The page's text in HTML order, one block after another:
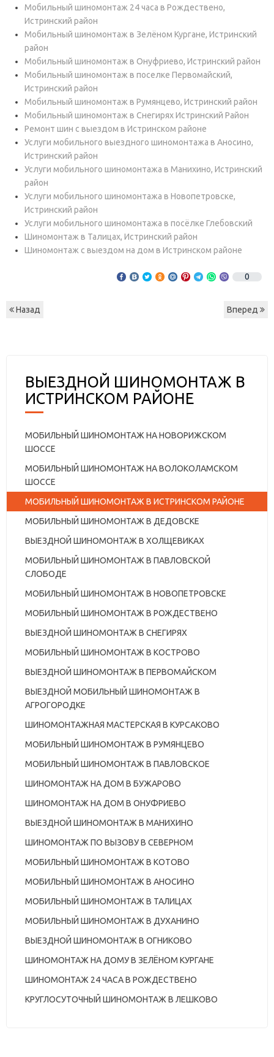
Мобильный шиномонтаж 24 часа в Рождествено,
Истринский район
Мобильный шиномонтаж в Зелёном Кургане, Истринский
район
Мобильный шиномонтаж в Онуфриево, Истринский район
Мобильный шиномонтаж в поселке Первомайский,
Истринский район
Мобильный шиномонтаж в Румянцево, Истринский район
Мобильный шиномонтаж в Снегирях Истринский Район
Ремонт шин с выездом в Истринском районе
Услуги мобильного выездного шиномонтажа в Аносино,
Истринский район
Услуги мобильного шиномонтажа в Манихино, Истринский
район
Услуги мобильного шиномонтажа в Новопетровске,
Истринский район
Услуги мобильного шиномонтажа в посёлке Глебовский
Шиномонтаж в Талицах, Истринский район
Шиномонтаж с выездом на дом в Истринском районе
0
Назад Вперед
ВЫЕЗДНОЙ ШИНОМОНТАЖ В
ИСТРИНСКОМ РАЙОНЕ
МОБИЛЬНЫЙ ШИНОМОНТАЖ НА НОВОРИЖСКОМ
ШОССЕ
МОБИЛЬНЫЙ ШИНОМОНТАЖ НА ВОЛОКОЛАМСКОМ
ШОССЕ
МОБИЛЬНЫЙ ШИНОМОНТАЖ В ИСТРИНСКОМ РАЙОНЕ
МОБИЛЬНЫЙ ШИНОМОНТАЖ В ДЕДОВСКЕ
ВЫЕЗДНОЙ ШИНОМОНТАЖ В ХОЛЩЕВИКАХ
МОБИЛЬНЫЙ ШИНОМОНТАЖ В ПАВЛОВСКОЙ
СЛОБОДЕ
МОБИЛЬНЫЙ ШИНОМОНТАЖ В НОВОПЕТРОВСКЕ
МОБИЛЬНЫЙ ШИНОМОНТАЖ В РОЖДЕСТВЕНО
ВЫЕЗДНОЙ ШИНОМОНТАЖ В СНЕГИРЯХ
МОБИЛЬНЫЙ ШИНОМОНТАЖ В КОСТРОВО
ВЫЕЗДНОЙ ШИНОМОНТАЖ В ПЕРВОМАЙСКОМ
ВЫЕЗДНОЙ МОБИЛЬНЫЙ ШИНОМОНТАЖ В
АГРОГОРОДКЕ
ШИНОМОНТАЖНАЯ МАСТЕРСКАЯ В КУРСАКОВО
МОБИЛЬНЫЙ ШИНОМОНТАЖ В РУМЯНЦЕВО
МОБИЛЬНЫЙ ШИНОМОНТАЖ В ПАВЛОВСКОЕ
ШИНОМОНТАЖ НА ДОМ В БУЖАРОВО
ШИНОМОНТАЖ НА ДОМ В ОНУФРИЕВО
ВЫЕЗДНОЙ ШИНОМОНТАЖ В МАНИХИНО
ШИНОМОНТАЖ ПО ВЫЗОВУ В СЕВЕРНОМ
МОБИЛЬНЫЙ ШИНОМОНТАЖ В КОТОВО
МОБИЛЬНЫЙ ШИНОМОНТАЖ В АНОСИНО
МОБИЛЬНЫЙ ШИНОМОНТАЖ В ТАЛИЦАХ
МОБИЛЬНЫЙ ШИНОМОНТАЖ В ДУХАНИНО
ВЫЕЗДНОЙ ШИНОМОНТАЖ В ОГНИКОВО
ШИНОМОНТАЖ НА ДОМУ В ЗЕЛЁНОМ КУРГАНЕ
ШИНОМОНТАЖ 24 ЧАСА В РОЖДЕСТВЕНО
КРУГЛОСУТОЧНЫЙ ШИНОМОНТАЖ В ЛЕШКОВО